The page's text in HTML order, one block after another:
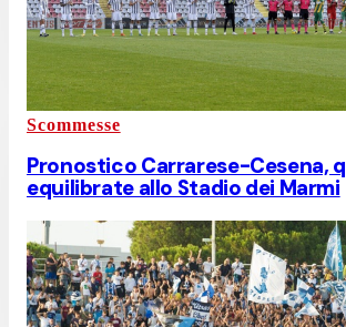
Scommesse
Pronostico Carrarese-Cesena,
equilibrate allo Stadio dei Marmi